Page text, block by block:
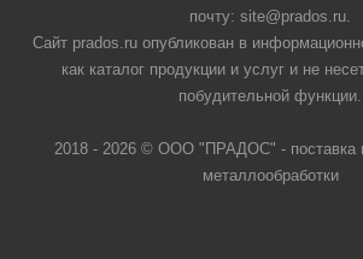
почту: site@prados.ru.
Сайт prados.ru опубликован в
как каталог продукции и услуг и не
побудительной функции.
2018 - 2026 © ООО "ПРАДОС" - поставка
металлообработки